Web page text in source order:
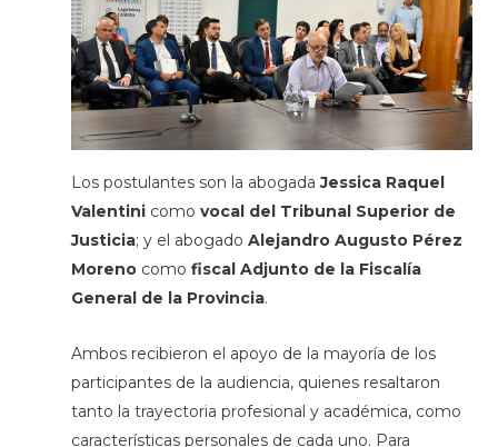
Los postulantes son la abogadaJessica Raquel
Valentinicomo vocal del Tribunal Superior de
Justicia; y el abogado Alejandro Augusto Pérez
Morenocomo fiscal Adjunto de la Fiscalía
General de la Provincia.
Ambos recibieron el apoyo de la mayoría de los
participantes de la audiencia, quienes resaltaron
tanto la trayectoria profesional y académica, como
características personales de cada uno. Para